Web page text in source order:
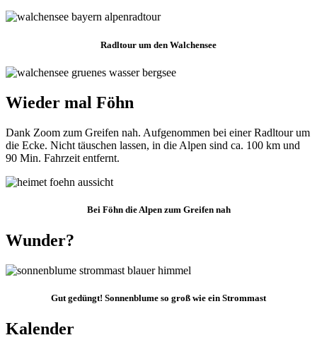
Radltour um den Walchensee
Wieder mal Föhn
Dank Zoom zum Greifen nah. Aufgenommen bei einer Radltour um
die Ecke. Nicht täuschen lassen, in die Alpen sind ca. 100 km und
90 Min. Fahrzeit entfernt.
Bei Föhn die Alpen zum Greifen nah
Wunder?
Gut gedüngt! Sonnenblume so groß wie ein Strommast
Kalender